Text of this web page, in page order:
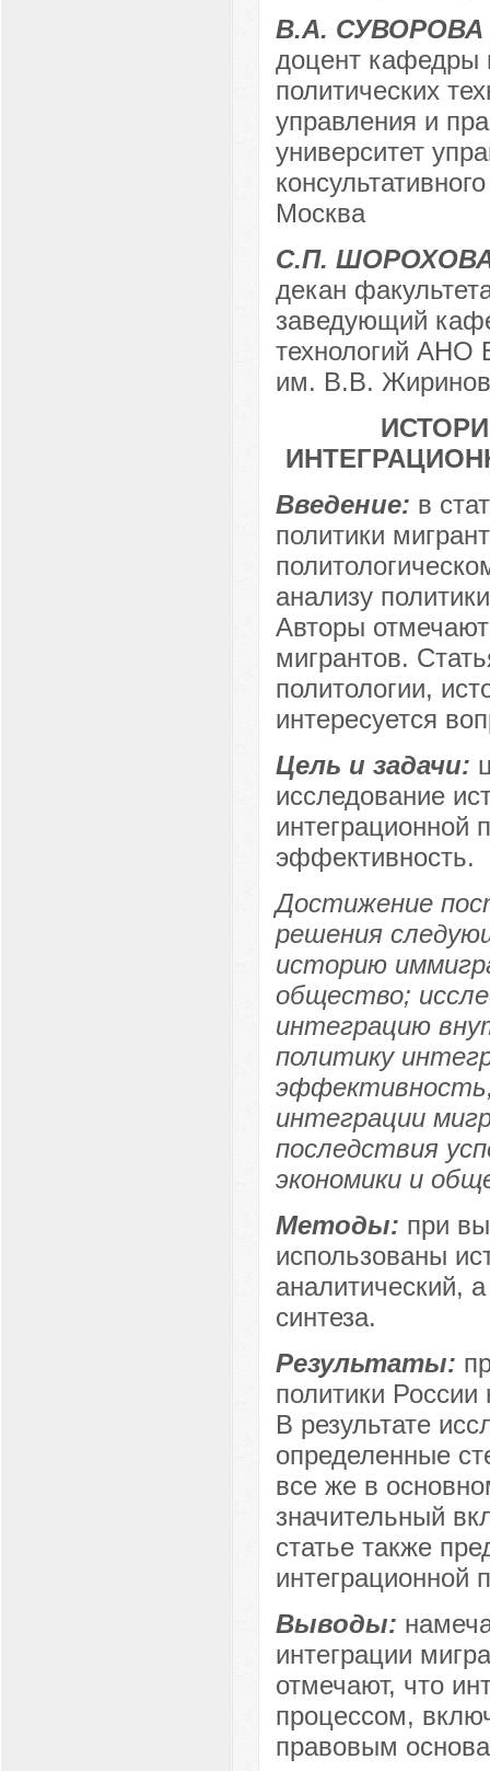
В.А. СУВОРОВА
доцент кафедры
политических
управления и
университет
Москва
С.П.
декан
заведующий
технологий АНО
им. В.В.
Введение: в
политики
анализу
Авторы
мигрантов.
политологии,
интересуется
Цель и задачи:
исследование
интеграционной
эффективность.
Достижение
решения
историю
общество;
интеграцию
политику
интеграции
последствия
экономики и
Методы: при
использованы
аналитический,
синтеза.
Результаты:
политики России
В результате
определенные
все же в
значительный
статье также
интеграционной
Выводы:
интеграции
отмечают, что
процессом,
правовым